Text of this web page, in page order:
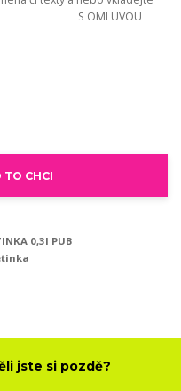
S OMLUVOU
TO CHCI
0,3l PUB
jste si pozdě?